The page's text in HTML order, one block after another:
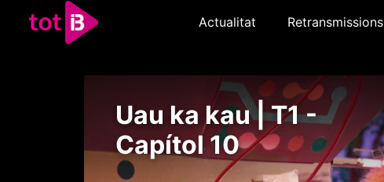
Actualitat Retransmissions
Uau ka kau | T1 -
Capítol 10